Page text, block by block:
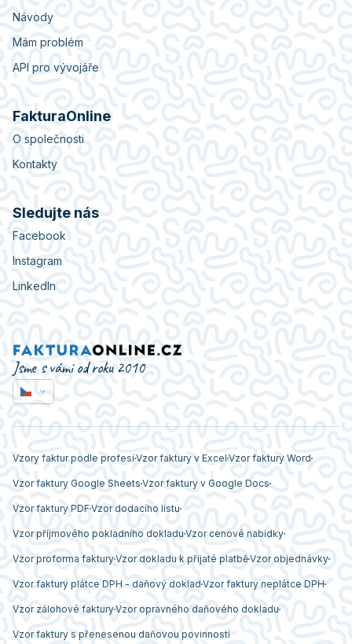
Návody
Mám problém
API pro vývojáře
FakturaOnline
O společnosti
Kontakty
Sledujte nás
Facebook
Instagram
LinkedIn
Jsme s vámi od roku 2010
Vzory faktur podle profesíVzor faktury v Excel Vzor faktury Word
Vzor faktury Google Sheets Vzor faktury v Google Docs
Vzor faktury PDF Vzor dodacího listu
Vzor příjmového pokladního dokladu Vzor cenové nabídky
Vzor proforma fakturyVzor dokladu k přijaté platběVzor objednávky
Vzor faktury plátce DPH - daňový doklad Vzor faktury neplátce DPH
Vzor zálohové fakturyVzor opravného daňového dokladu
Vzor faktury s přenesenou daňovou povinností